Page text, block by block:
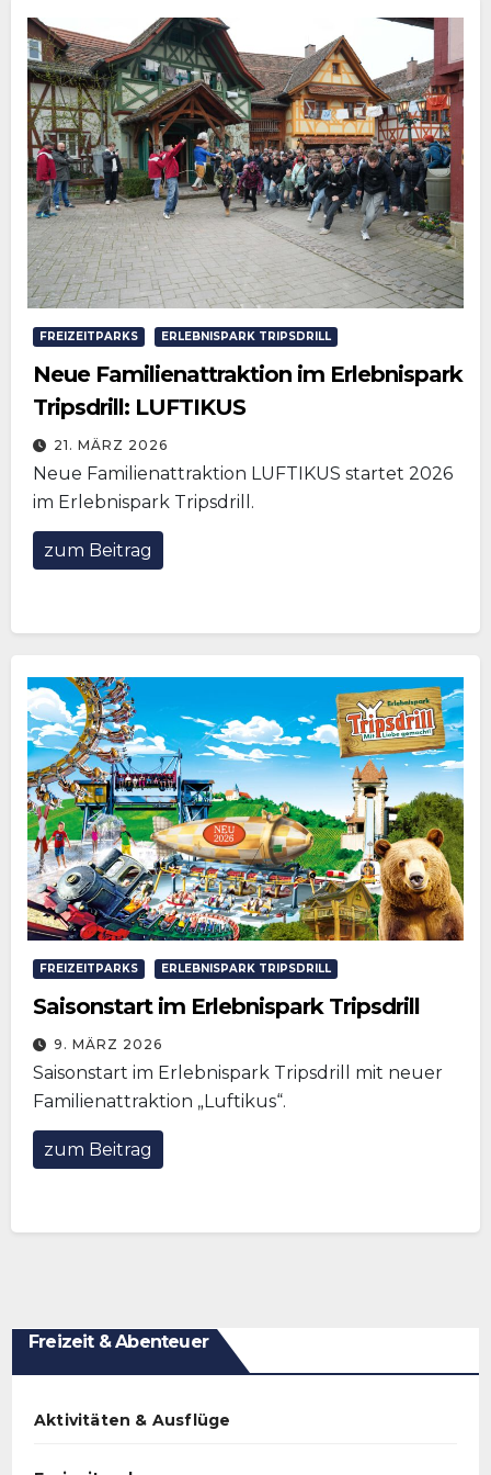
FREIZEITPARKS ERLEBNISPARK TRIPSDRILL
Neue Familienattraktion im Erlebnispark
Tripsdrill: LUFTIKUS
21. MÄRZ 2026
Neue Familienattraktion LUFTIKUS startet 2026
im Erlebnispark Tripsdrill.
zum Beitrag
FREIZEITPARKS ERLEBNISPARK TRIPSDRILL
Saisonstart im Erlebnispark Tripsdrill
9. MÄRZ 2026
Saisonstart im Erlebnispark Tripsdrill mit neuer
Familienattraktion „Luftikus“.
zum Beitrag
Freizeit & Abenteuer
Aktivitäten & Ausflüge